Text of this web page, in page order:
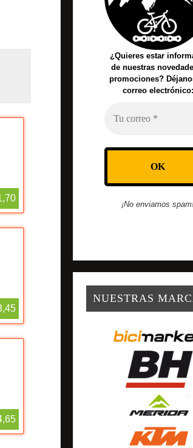
¿Quieres estar
de nuestras
promociones?
correo electrónico:
¡No enviamos
NUESTRAS